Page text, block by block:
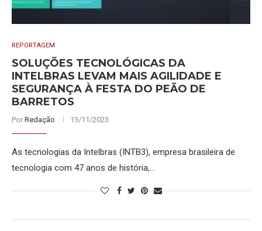
REPORTAGEM
SOLUÇÕES TECNOLÓGICAS DA
INTELBRAS LEVAM MAIS AGILIDADE E
SEGURANÇA À FESTA DO PEÃO DE
BARRETOS
Por Redação 13/11/2023
As tecnologias da Intelbras (INTB3), empresa brasileira de
tecnologia com 47 anos de história,…